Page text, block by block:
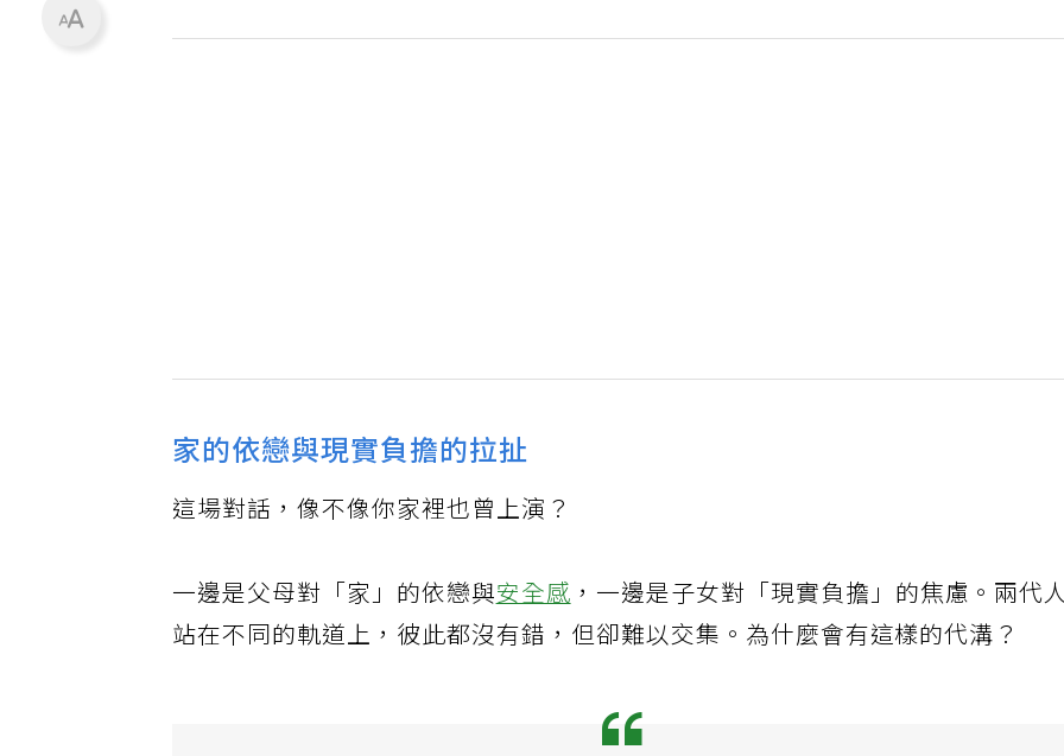
家的依戀與現實負擔的拉扯
這場對話，像不像你家裡也曾上演？
一邊是父母對「家」的依戀與安全感 ，一邊是子女對「現實負擔」的焦慮。兩代
站在不同的軌道上，彼此都沒有錯，但卻難以交集。為什麼會有這樣的代溝？